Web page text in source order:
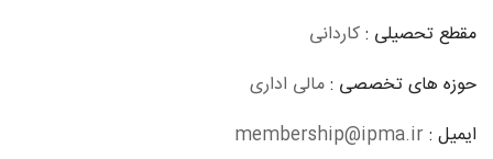
مقطع تحصیلی :کاردانی
حوزه های تخصصی :مالی اداری
ایمیل :membership@ipma.ir